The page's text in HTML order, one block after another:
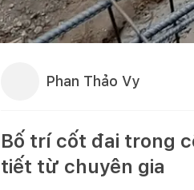
Phan Thảo Vy
Bố trí cốt đai trong
tiết từ chuyên gia